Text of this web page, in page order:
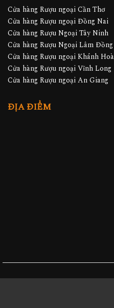
Cửa hàng Rượu ngoại Cần Thơ
Cửa hàng Rượu ngoại Đồng Nai
Cửa hàng Rượu Ngoại Tây Ninh
Cửa hàng Rượu Ngoại Lâm Đồng
Cửa hàng Rượu ngoại Khánh Hoà
Cửa hàng Rượu ngoại Vĩnh Long
Cửa hàng Rượu ngoại An Giang
ĐỊA ĐIỂM